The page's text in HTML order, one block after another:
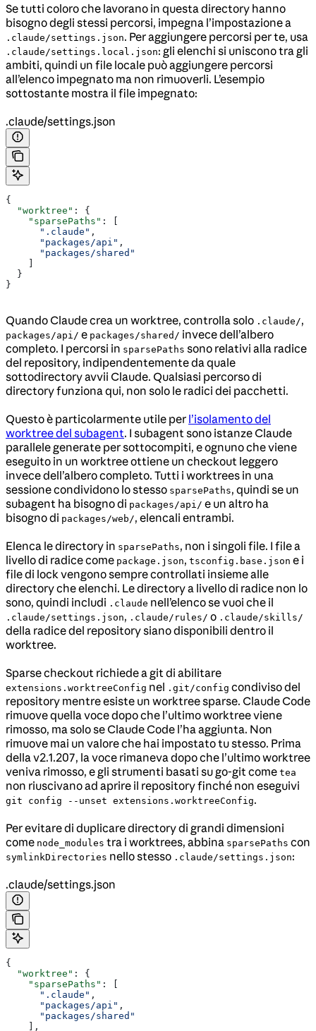
Se tutti coloro che lavorano in questa directory hanno
bisogno degli stessi percorsi, impegna l’impostazione a
.claude/settings.json. Per aggiungere percorsi per te, usa
.claude/settings.local.json: gli elenchi si uniscono tra gli
ambiti, quindi un file locale può aggiungere percorsi
all’elenco impegnato ma non rimuoverli. L’esempio
sottostante mostra il file impegnato:
.claude/settings.json
{
  "worktree"
: {
    "sparsePaths"
: [
      ".claude"
,
      "packages/api"
,
      "packages/shared"
    ]
  }
}
Quando Claude crea un worktree, controlla solo .claude/,
packages/api/ e packages/shared/ invece dell’albero
completo. I percorsi in sparsePaths sono relativi alla radice
del repository, indipendentemente da quale
sottodirectory avvii Claude. Qualsiasi percorso di
directory funziona qui, non solo le radici dei pacchetti.
Questo è particolarmente utile per l’isolamento del
worktree del subagent. I subagent sono istanze Claude
parallele generate per sottocompiti, e ognuno che viene
eseguito in un worktree ottiene un checkout leggero
invece dell’albero completo. Tutti i worktrees in una
sessione condividono lo stesso sparsePaths, quindi se un
subagent ha bisogno di packages/api/ e un altro ha
bisogno di packages/web/, elencali entrambi.
Elenca le directory in sparsePaths, non i singoli file. I file a
livello di radice come package.json, tsconfig.base.json e i
file di lock vengono sempre controllati insieme alle
directory che elenchi. Le directory a livello di radice non lo
sono, quindi includi .claude nell’elenco se vuoi che il
.claude/settings.json, .claude/rules/ o .claude/skills/
della radice del repository siano disponibili dentro il
worktree.
Sparse checkout richiede a git di abilitare
extensions.worktreeConfig nel .git/config condiviso del
repository mentre esiste un worktree sparse. Claude Code
rimuove quella voce dopo che l’ultimo worktree viene
rimosso, ma solo se Claude Code l’ha aggiunta. Non
rimuove mai un valore che hai impostato tu stesso. Prima
della v2.1.207, la voce rimaneva dopo che l’ultimo worktree
veniva rimosso, e gli strumenti basati su go-git come tea
non riuscivano ad aprire il repository finché non eseguivi
git config --unset extensions.worktreeConfig.
Per evitare di duplicare directory di grandi dimensioni
come node_modules tra i worktrees, abbina sparsePaths con
symlinkDirectories nello stesso .claude/settings.json:
.claude/settings.json
{
  "worktree"
: {
    "sparsePaths"
: [
      ".claude"
,
      "packages/api"
,
      "packages/shared"
    ],